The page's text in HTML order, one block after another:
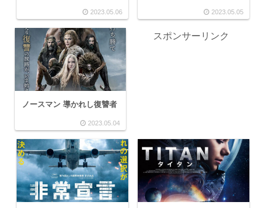
2023.05.06 2023.05.05
ノースマン 導かれし復讐者
2023.05.04
スポンサーリンク